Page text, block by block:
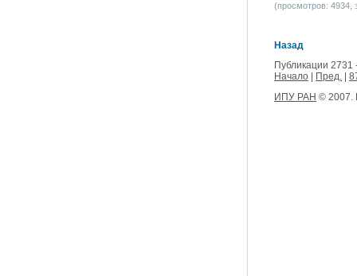
(просмотров: 4934,
Назад
Публикации 2731
Начало
Пред.
ИПУ РАН © 2007.